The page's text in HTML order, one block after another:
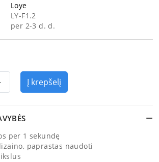
Loye
LY-F1.2
per 2-3 d. d.
Į krepšelį
per 1 sekundę
paprastas naudoti